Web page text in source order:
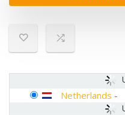
Netherlands -